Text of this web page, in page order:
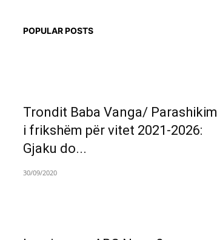
POPULAR POSTS
Trondit Baba Vanga/ Parashikim
i frikshëm për vitet 2021-2026:
Gjaku do...
30/09/2020